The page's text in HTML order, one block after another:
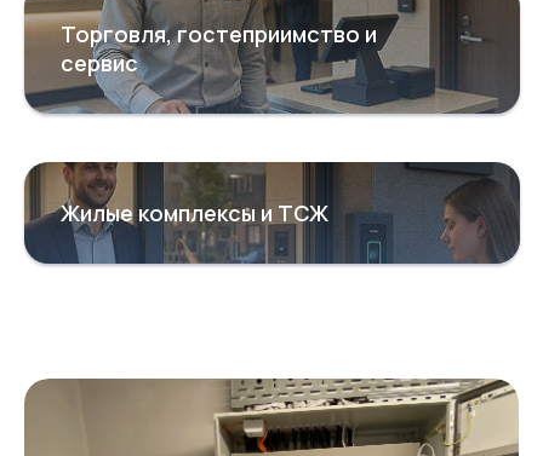
Торговля, гостеприимство и
сервис
Жилые комплексы и ТСЖ